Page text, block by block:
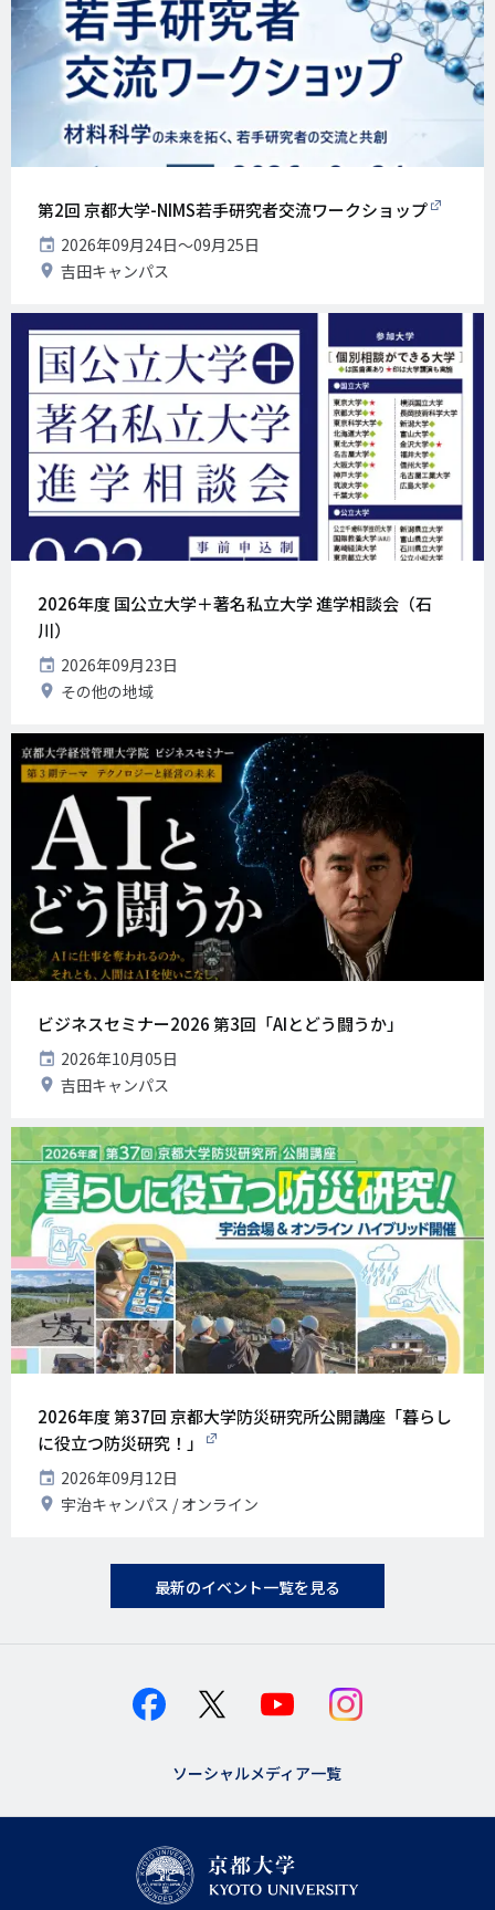
第2回 京都大学-NIMS若手研究者交流ワークショップ
開
催
日
2026年09月24日〜09月25日
開
地
吉田キャンパス
2026年度 国公立大学＋著名私立大学 進学相談会（石
川）
開
催
日
2026年09月23日
開
地
その他の地域
ビジネスセミナー2026 第3回「AIとどう闘うか」
開
催
日
2026年10月05日
開
地
吉田キャンパス
2026年度 第37回 京都大学防災研究所公開講座「暮らし
に役立つ防災研究！」
開
催
日
2026年09月12日
開 宇治キャンパス オンライン
最新のイベント一覧を見る
ソーシャルメディア一覧